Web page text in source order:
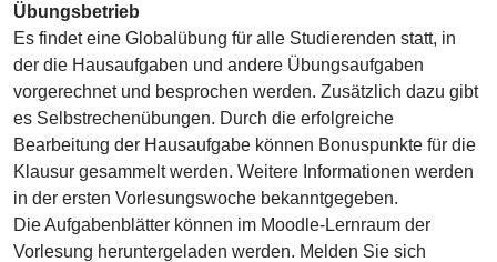
Übungsbetrieb
Es findet eine Globalübung für alle Studierenden statt, in
der die Hausaufgaben und andere Übungsaufgaben
vorgerechnet und besprochen werden. Zusätzlich dazu gibt
es Selbstrechenübungen. Durch die erfolgreiche
Bearbeitung der Hausaufgabe können Bonuspunkte für die
Klausur gesammelt werden. Weitere Informationen werden
in der ersten Vorlesungswoche bekanntgegeben.
Die Aufgabenblätter können im Moodle-Lernraum der
Vorlesung heruntergeladen werden. Melden Sie sich